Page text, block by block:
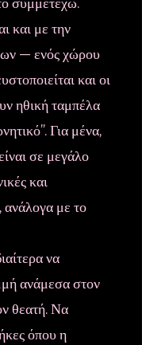
και με την
— ενός χώρου
και οι
ηθική ταμπέλα
Για μένα,
σε μεγάλο
και
ανάλογα με το
να
ανάμεσα στον
θεατή. Να
όπου η